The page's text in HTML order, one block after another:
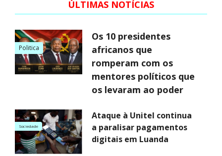
ÚLTIMAS NOTÍCIAS
Politica
Os 10 presidentes
africanos que
romperam com os
mentores políticos que
os levaram ao poder
Sociedade
Ataque à Unitel continua
a paralisar pagamentos
digitais em Luanda